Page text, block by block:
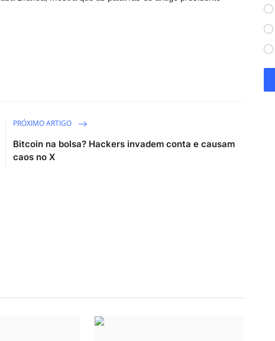
PRÓXIMO ARTIGO
Bitcoin na bolsa? Hackers invadem conta e causam
caos no X